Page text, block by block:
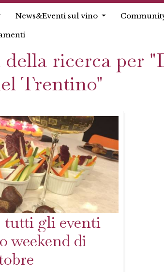
News&Eventi sul vino
della ricerca per
Trentino"
gli eventi
weekend di